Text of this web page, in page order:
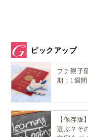
ピックアップ
プチ親子
期：1週
【保存
選ぶ？そ